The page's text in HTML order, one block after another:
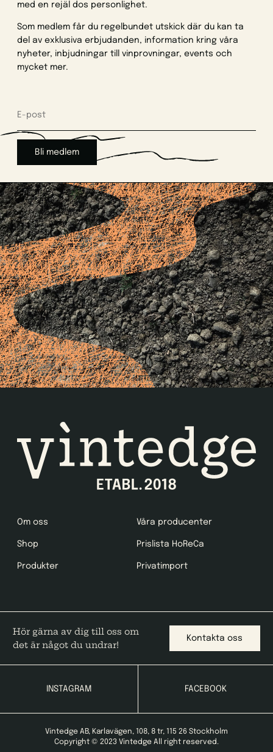
med en rejäl dos personlighet.
Som medlem får du regelbundet utskick där du kan ta
del av exklusiva erbjudanden, information kring våra
nyheter, inbjudningar till vinprovningar, events och
mycket mer.
Bli medlem
Om oss
Shop
Produkter
Våra producenter
Prislista HoReCa
Privatimport
Hör gärna av dig till oss om
det är något du undrar!
Kontakta oss
INSTAGRAM FACEBOOK
Vintedge AB, Karlavägen, 108, 8 tr, 115 26 Stockholm
Copyright © 2023 Vintedge All right reserved.